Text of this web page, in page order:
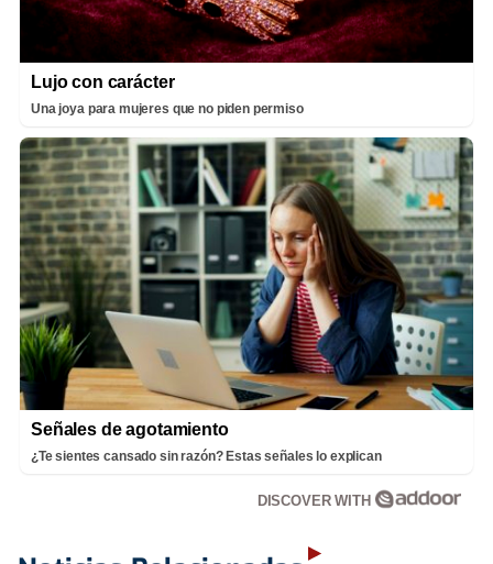
Lujo con carácter
Una joya para mujeres que no piden permiso
Señales de agotamiento
¿Te sientes cansado sin razón? Estas señales lo explican
DISCOVER WITH